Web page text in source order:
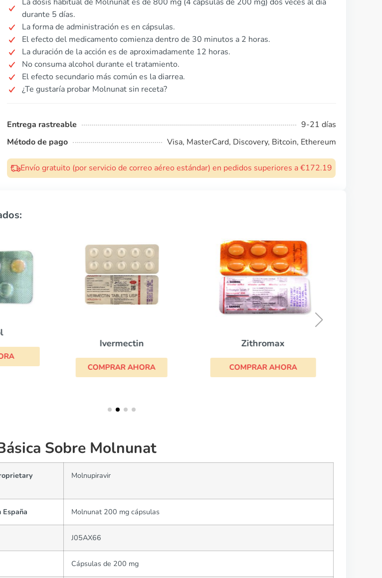
durante 5 días.
La forma de administración es en cápsulas.
El efecto del medicamento comienza dentro de 30 minutos a 2 horas.
La duración de la acción es de aproximadamente 12 horas.
No consuma alcohol durante el tratamiento.
El efecto secundario más común es la diarrea.
¿Te gustaría probar Molnunat sin receta?
Entrega rastreable
9-21 días
Método de pago
Visa, MasterCard, Discovery, Bitcoin, Ethereum
Envío gratuito (por servicio de correo aéreo estándar) en pedidos superiores a €172.19
Ivermectin
COMPRAR AHORA
Zithromax
COMPRAR AHORA
Sobre Molnunat
Molnupiravir
Molnunat 200 mg cápsulas
J05AX66
Cápsulas de 200 mg